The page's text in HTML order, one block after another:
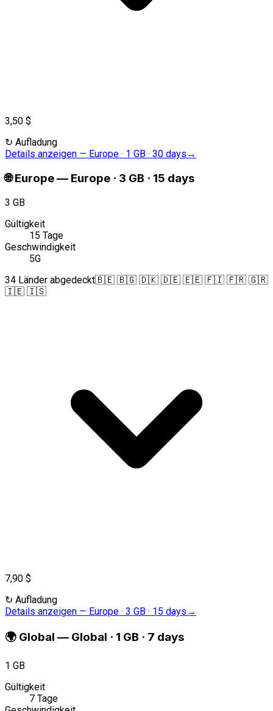
3,50 $
↻ Aufladung
Details anzeigen — Europe · 1 GB · 30 days →
🌐 Europe— Europe · 3 GB · 15 days
3 GB
Gültigkeit
15 Tage
Geschwindigkeit
5G
34 Länder abgedeckt🇧🇪 🇧🇬 🇩🇰 🇩🇪 🇪🇪 🇫🇮 🇫🇷 🇬🇷
🇮🇪 🇮🇸
7,90 $
↻ Aufladung
Details anzeigen — Europe · 3 GB · 15 days →
🌍 Global — Global · 1 GB · 7 days
1 GB
Gültigkeit
7 Tage